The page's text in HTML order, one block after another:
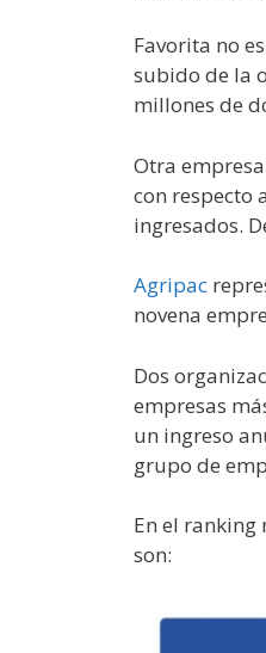
Favorita no
subido de la
millones
Otra
con respecto
ingresados.
Agripac
novena
Dos
empresas
un ingreso
grupo de
En el
son: